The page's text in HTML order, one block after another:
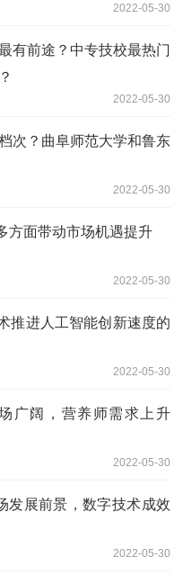
2022-05-30
有前途？中专技校最热门
2022-05-30
次？曲阜师范大学和鲁东
2022-05-30
方面带动市场机遇提升
2022-05-30
推进人工智能创新速度的
2022-05-30
广阔，营养师需求上升
2022-05-30
发展前景，数字技术成效
2022-05-30